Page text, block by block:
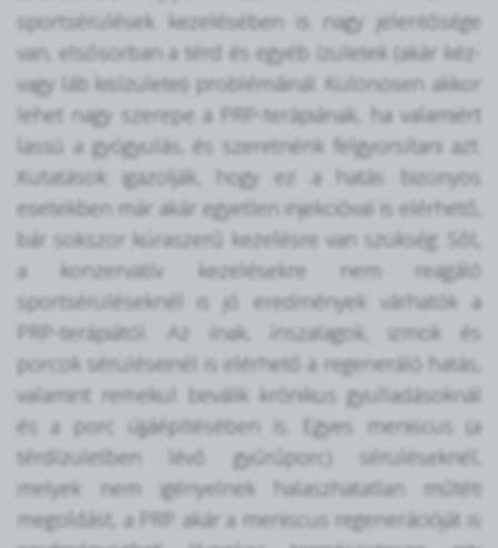
sportsérülések kezelésében is nagy jelentősége
van, elsősorban a térd és egyéb ízületek (akár kéz-
vagy láb kisízületei) problémáinál. Különösen akkor
lehet nagy szerepe a PRP-terápiának, ha valamiért
lassú a gyógyulás, és szeretnénk felgyorsítani azt.
Kutatások igazolják, hogy ez a hatás bizonyos
esetekben már akár egyetlen injekcióval is elérhető,
bár sokszor kúraszerű kezelésre van szükség. Sőt,
a konzervatív kezelésekre nem reagáló
sportsérüléseknél is jó eredmények várhatók a
PRP-terápiától. Az ínak, ínszalagok, izmok és
porcok sérüléseinél is elérhető a regeneráló hatás,
valamint remekül beválik krónikus gyulladásoknál
és a porc újjáépítésében is. Egyes meniscus (a
térdízületben lévő gyűrűporc) sérüléseknél,
melyek nem igényelnek halaszhatatlan műtéti
megoldást, a PRP akár a meniscus regenerációját is